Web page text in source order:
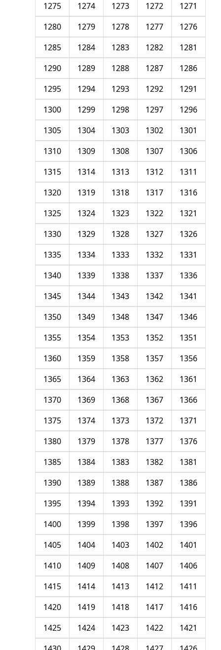
1271
1272
1273
1274
1275
1276
1277
1278
1279
1280
1281
1282
1283
1284
1285
1286
1287
1288
1289
1290
1291
1292
1293
1294
1295
1296
1297
1298
1299
1300
1301
1302
1303
1304
1305
1306
1307
1308
1309
1310
1311
1312
1313
1314
1315
1316
1317
1318
1319
1320
1321
1322
1323
1324
1325
1326
1327
1328
1329
1330
1331
1332
1333
1334
1335
1336
1337
1338
1339
1340
1341
1342
1343
1344
1345
1346
1347
1348
1349
1350
1351
1352
1353
1354
1355
1356
1357
1358
1359
1360
1361
1362
1363
1364
1365
1366
1367
1368
1369
1370
1371
1372
1373
1374
1375
1376
1377
1378
1379
1380
1381
1382
1383
1384
1385
1386
1387
1388
1389
1390
1391
1392
1393
1394
1395
1396
1397
1398
1399
1400
1401
1402
1403
1404
1405
1406
1407
1408
1409
1410
1411
1412
1413
1414
1415
1416
1417
1418
1419
1420
1421
1422
1423
1424
1425